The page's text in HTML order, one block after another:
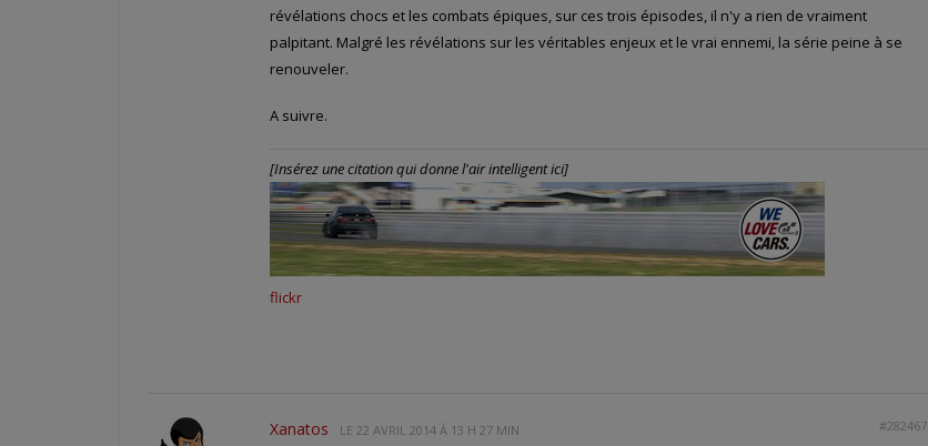
révélations chocs et les combats épiques, sur ces trois épisodes, il n'y a rien de vraiment
palpitant. Malgré les révélations sur les véritables enjeux et le vrai ennemi, la série peine à se
renouveler.
A suivre.
[Insérez une citation qui donne l'air intelligent ici]
flickr
Xanatos LE 22 AVRIL 2014 À 13 H 27 MIN #282467